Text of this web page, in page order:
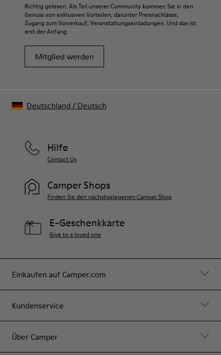
Richtig gelesen. Als Teil unserer Community kommen Sie in den
Genuss von exklusiven Vorteilen, darunter Preisnachlässe,
Zugang zum Vorverkauf, Veranstaltungseinladungen. Und das ist
erst der Anfang.
Mitglied werden
Einkaufen auf Camper.com
Kundenservice
Über Camper
Hilfe
Contact Us
Camper Shops
Finden Sie den nächstgelegenen Camper Shop
E-Geschenkkarte
Give to a loved one
Deutschland / Deutsch